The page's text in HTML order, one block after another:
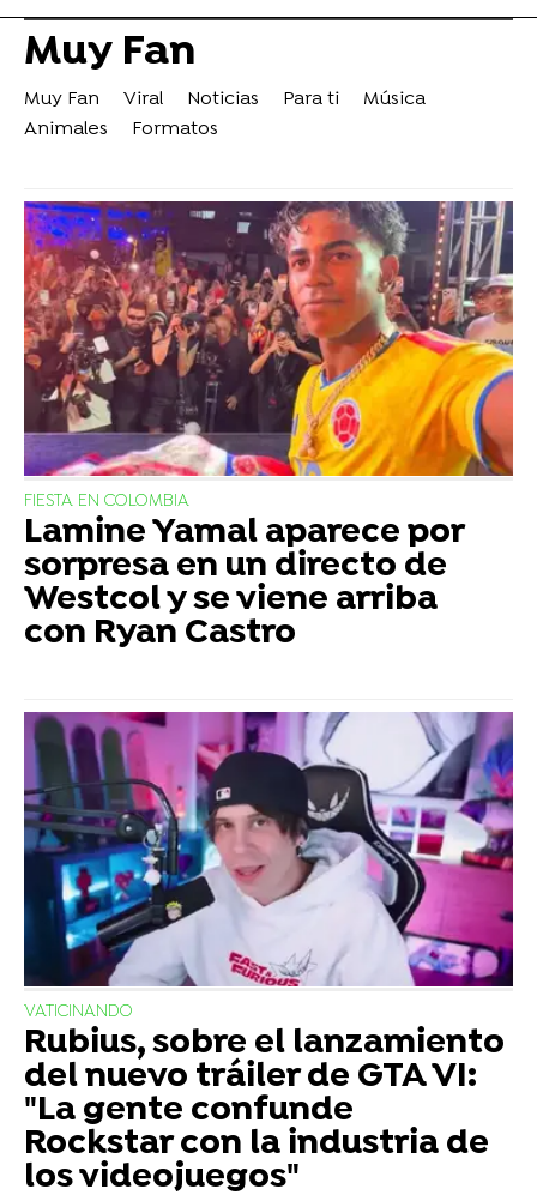
Muy Fan
Muy Fan Viral Noticias Para ti
Música
Animales
Formatos
FIESTA EN COLOMBIA
Lamine Yamal aparece por
sorpresa en un directo de
Westcol y se viene arriba
con Ryan Castro
VATICINANDO
Rubius, sobre el lanzamiento
del nuevo tráiler de GTA VI:
"La gente confunde
Rockstar con la industria de
los videojuegos"